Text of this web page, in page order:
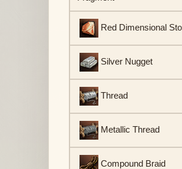
Red Dimensional
Silver Nugget
Thread
Metallic Thread
Compound Braid